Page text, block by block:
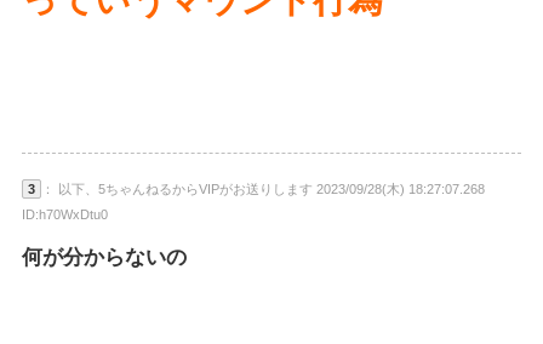
3
： 以下、5ちゃんねるからVIPがお送りします 2023/09/28(木) 18:27:07.268
ID:h70WxDtu0
何が分からないの